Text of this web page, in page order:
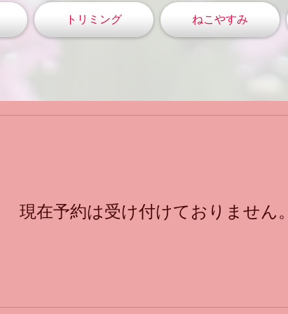
トリミング ねこやすみ
現在予約は受け付けておりません。